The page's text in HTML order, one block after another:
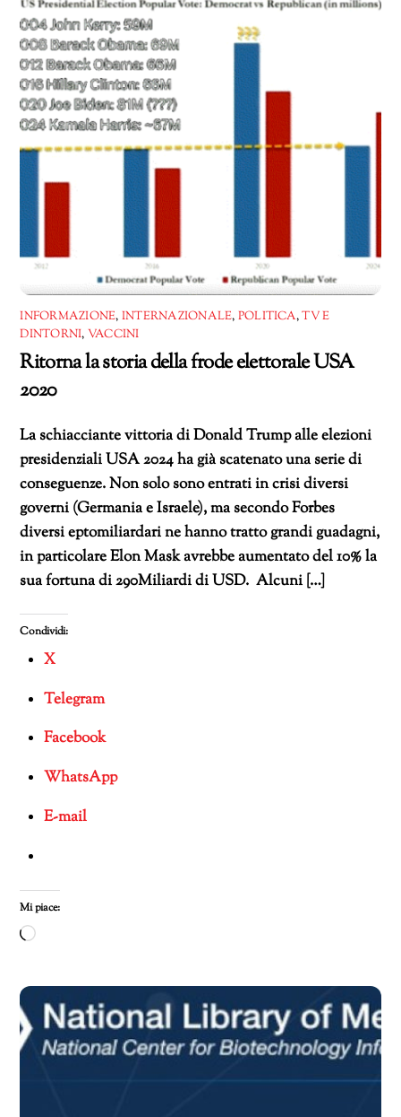
INFORMAZIONE, INTERNAZIONALE, POLITICA,TV E
DINTORNI, VACCINI
Ritorna la storia della frode elettorale USA
2020
La schiacciante vittoria di Donald Trump alle elezioni
presidenziali USA 2024 ha già scatenato una serie di
conseguenze. Non solo sono entrati in crisi diversi
governi (Germania e Israele), ma secondo Forbes
diversi eptomiliardari ne hanno tratto grandi guadagni,
in particolare Elon Mask avrebbe aumentato del 10% la
sua fortuna di 290Miliardi di USD. Alcuni […]
Condividi:
X
Telegram
Facebook
WhatsApp
E-mail
Mi piace:
Caricamento
corso…